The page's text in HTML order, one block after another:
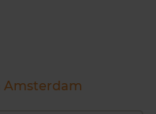
Amsterdam